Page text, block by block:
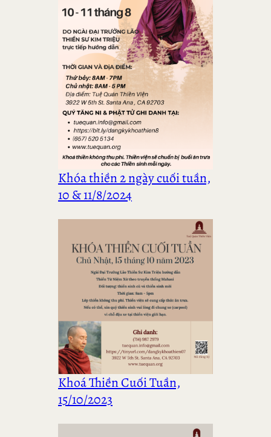
Khóa thiền 2 ngày cuối tuần,
10 & 11/8/2024
Khoá Thiền Cuối Tuần,
15/10/2023